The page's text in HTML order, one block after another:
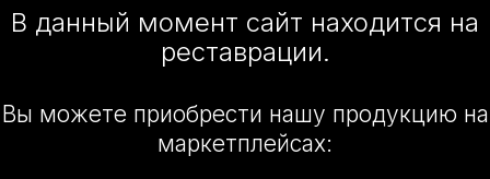
В данный момент сайт находится на
реставрации.
Вы можете приобрести нашу продукцию на
маркетплейсах: